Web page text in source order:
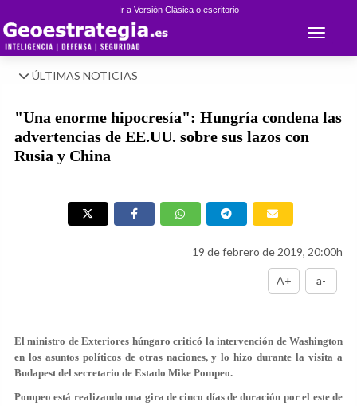
Ir a Versión Clásica o escritorio
Toggle
ÚLTIMAS NOTICIAS
"Una enorme hipocresía": Hungría condena las
advertencias de EE.UU. sobre sus lazos con
Rusia y China
19 de febrero de 2019, 20:00h
A+ a-
El ministro de Exteriores húngaro criticó la intervención de Washington
en los asuntos políticos de otras naciones, y lo hizo durante la visita a
Budapest del secretario de Estado Mike Pompeo.
Pompeo está realizando una gira de cinco días de duración por el este de